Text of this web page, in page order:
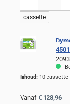
cassette
Inhoud: 10 cassette
Normale prijs:
Vanaf € 128,96